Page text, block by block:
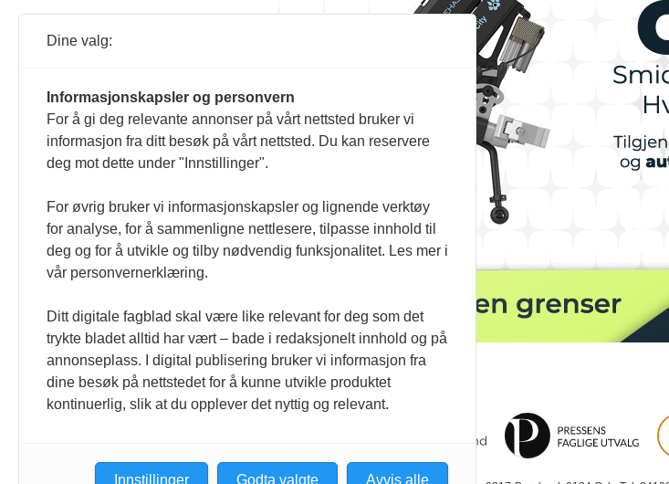
Dine valg:
Informasjonskapsler og personvern
For å gi deg relevante annonser på vårt nettsted bruker vi
informasjon fra ditt besøk på vårt nettsted. Du kan reservere
deg mot dette under "Innstillinger".
For øvrig bruker vi informasjonskapsler og lignende verktøy
for analyse, for å sammenligne nettlesere, tilpasse innhold til
deg og for å utvikle og tilby nødvendig funksjonalitet. Les mer i
vår personvernerklæring.
Ditt digitale fagblad skal være like relevant for deg som det
trykte bladet alltid har vært – bade i redaksjonelt innhold og på
annonseplass. I digital publisering bruker vi informasjon fra
dine besøk på nettstedet for å kunne utvikle produktet
kontinuerlig, slik at du opplever det nyttig og relevant.
Avvis alle
Godta valgte
Innstillinger